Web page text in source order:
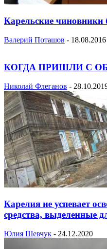
Карельские
Валерий Поташов - 18.08.2016
КОГДА ПРИШЛИ С
Николай Флеганов -
Карелия не успевает
средства, выделенные
Юлия Шевчук - 24.12.2020